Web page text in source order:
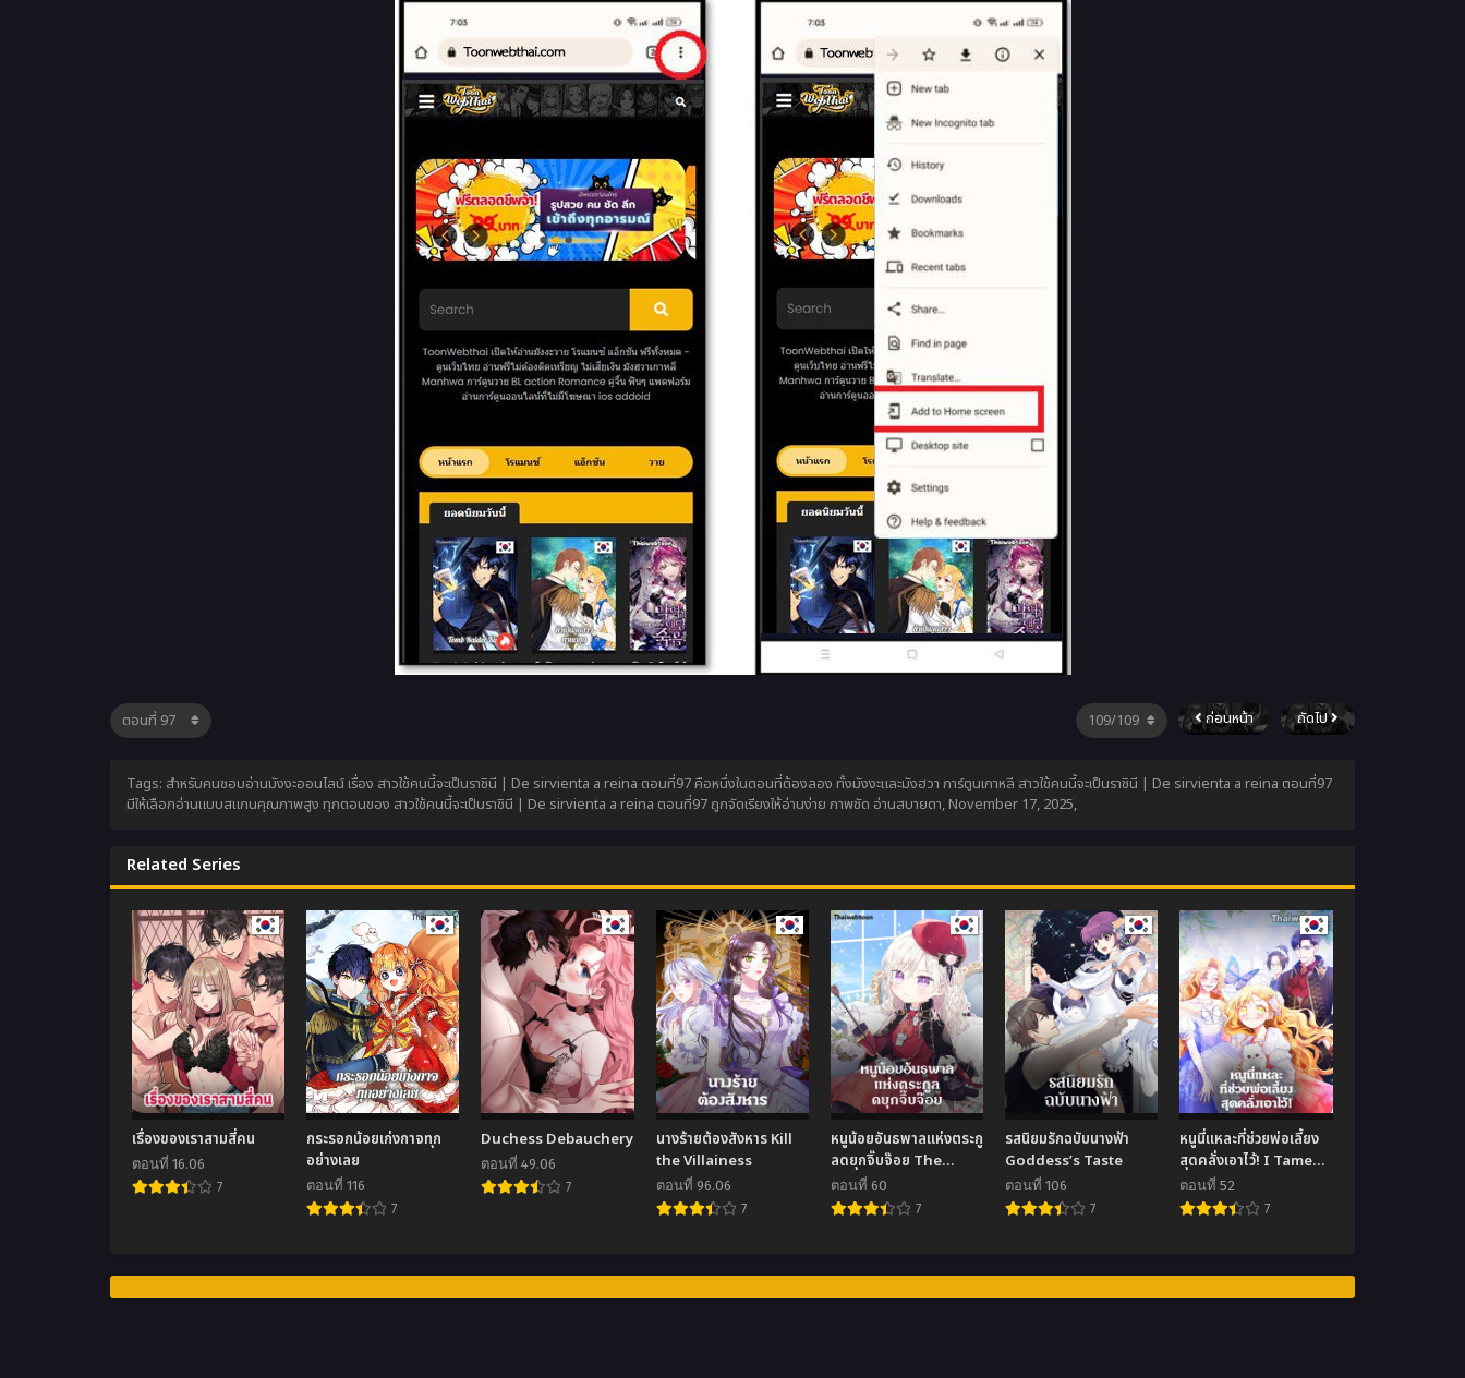
ก่อนหน้า ถัดไป
Tags: สำหรับคนชอบอ่านมังงะออนไลน์ เรื่อง สาวใช้คนนี้จะเป็นราชินี | De sirvienta a reina ตอนที่97 คือหนึ่งในตอนที่ต้องลอง ทั้งมังงะและมังฮวา การ์ตูนเกาหลี สาวใช้คนนี้จะเป็นราชินี | De sirvienta a reina ตอนที่97
มีให้เลือกอ่านแบบสแกนคุณภาพสูง ทุกตอนของ สาวใช้คนนี้จะเป็นราชินี | De sirvienta a reina ตอนที่97 ถูกจัดเรียงให้อ่านง่าย ภาพชัด อ่านสบายตา, November 17, 2025,
Related Series
เรื่องของเราสามสี่คน
ตอนที่ 16.06
7
กระรอกน้อยเก่งกาจทุก
อย่างเลย
ตอนที่ 116
7
Duchess Debauchery
ตอนที่ 49.06
7
นางร้ายต้องสังหาร Kill
the Villainess
ตอนที่ 96.06
7
หนูน้อยอันธพาลแห่งตระกู
ลดยุกจิ๊บจ๊อย The
Gangster Baby of the
Duke’s Family
ตอนที่ 60
7
รสนิยมรักฉบับนางฟ้า
Goddess’s Taste
ตอนที่ 106
7
หนูนี่แหละที่ช่วยพ่อเลี้ยง
สุดคลั่งเอาไว้! I Tamed
the Male Lead’s
Father
ตอนที่ 52
7